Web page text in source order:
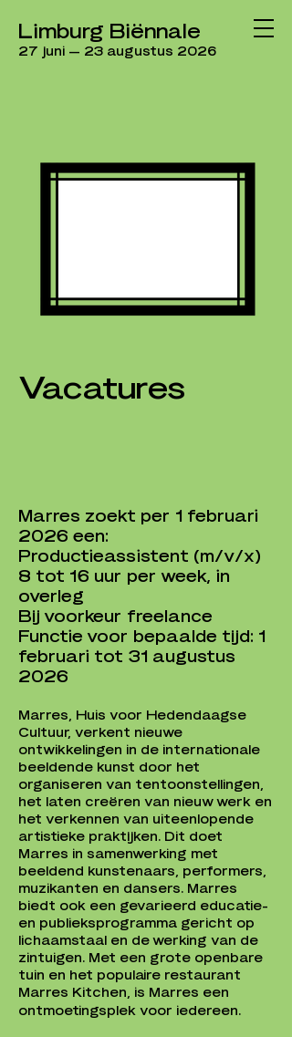
Limburg Biënnale
27 juni — 23 augustus 2026
Vacatures
Marres zoekt per 1 februari
2026 een:
Productieassistent (m/v/x)
8 tot 16 uur per week, in
overleg
Bij voorkeur freelance
Functie voor bepaalde tijd: 1
februari tot 31 augustus
2026
Marres, Huis voor Hedendaagse
Cultuur, verkent nieuwe
ontwikkelingen in de internationale
beeldende kunst door het
organiseren van tentoonstellingen,
het laten creëren van nieuw werk en
het verkennen van uiteenlopende
artistieke praktijken. Dit doet
Marres in samenwerking met
beeldend kunstenaars, performers,
muzikanten en dansers. Marres
biedt ook een gevarieerd educatie-
en publieksprogramma gericht op
lichaamstaal en de werking van de
zintuigen. Met een grote openbare
tuin en het populaire restaurant
Marres Kitchen, is Marres een
ontmoetingsplek voor iedereen.